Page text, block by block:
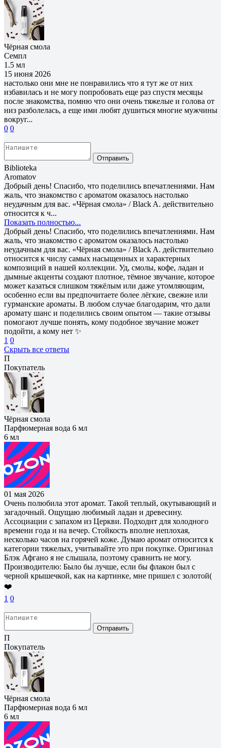
Чёрная смола
Семпл
1.5 мл
15 июня 2026
настолько они мне не понравились что я тут же от них
избавилась и не могу попробовать еще раз спустя месяцы
после знакомства, помню что они очень тяжелые и голова от
низ разболелась, а еще ими любят душиться многие мужчины
вокруг...
0 0
Отправить
Biblioteka
Aromatov
Добрый день! Спасибо, что поделились впечатлениями. Нам
жаль, что знакомство с ароматом оказалось настолько
неудачным для вас. «Чёрная смола» / Black A. действительно
относится к ч...
Показать полностью...
Добрый день! Спасибо, что поделились впечатлениями. Нам
жаль, что знакомство с ароматом оказалось настолько
неудачным для вас. «Чёрная смола» / Black A. действительно
относится к числу самых насыщенных и характерных
композиций в нашей коллекции. Уд, смолы, кофе, ладан и
дымные акценты создают плотное, тёмное звучание, которое
может казаться слишком тяжёлым или даже утомляющим,
особенно если вы предпочитаете более лёгкие, свежие или
гурманские ароматы. В любом случае благодарим, что дали
аромату шанс и поделились своим опытом — такие отзывы
помогают лучше понять, кому подобное звучание может
подойти, а кому нет ✨
1 0
Скрыть все ответы
П
Покупатель
Чёрная смола
Парфюмерная вода 6 мл
6 мл
01 мая 2026
Очень полюбила этот аромат. Такой теплый, окутывающий и
загадочный. Ощущаю любимый ладан и древесину.
Ассоциации с запахом из Церкви. Подходит для холодного
времени года и на вечер. Стойкость вполне неплохая,
несколько часов на горячей коже. Думаю аромат относится к
категории тяжелых, учитывайте это при покупке. Оригинал
Блэк Афгано я не слышала, поэтому сравнить не могу.
Производителю: Было бы лучше, если бы флакон был с
черной крышечкой, как на картинке, мне пришел с золотой(
❤️
1 0
Отправить
П
Покупатель
Чёрная смола
Парфюмерная вода 6 мл
6 мл